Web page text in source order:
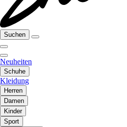
Suchen
Neuheiten
Schuhe
Kleidung
Herren
Damen
Kinder
Sport